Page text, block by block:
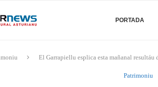
PORTADA
El Garrapiellu esplica esta mañanal
Patrimoniu